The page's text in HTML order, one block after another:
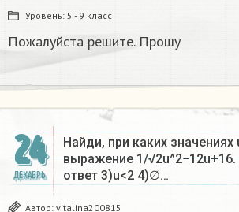
Уровень: 5 - 9 класс
Пожалуйста решите. Прошу
24
ДЕКАБРЬ
Найди, при каких
выражение 1/√2u^2−12u+16.
ответ 3)u<2 4)∅…
Автор: vitalina200815